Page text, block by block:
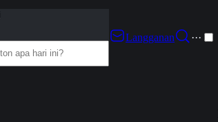
Langganan
···